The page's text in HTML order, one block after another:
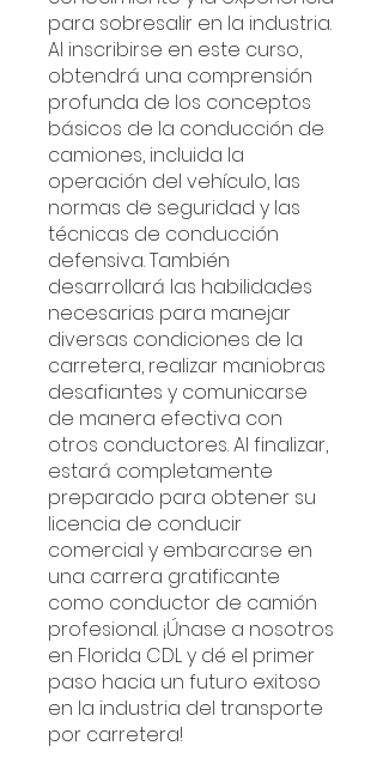
para sobresalir en la industria.
Al inscribirse en este curso,
obtendrá una comprensión
profunda de los conceptos
básicos de la conducción de
camiones, incluida la
operación del vehículo, las
normas de seguridad y las
técnicas de conducción
defensiva. También
desarrollará las habilidades
necesarias para manejar
diversas condiciones de la
carretera, realizar maniobras
desafiantes y comunicarse
de manera efectiva con
otros conductores. Al finalizar,
estará completamente
preparado para obtener su
licencia de conducir
comercial y embarcarse en
una carrera gratificante
como conductor de camión
profesional. ¡Únase a nosotros
en Florida CDL y dé el primer
paso hacia un futuro exitoso
en la industria del transporte
por carretera!